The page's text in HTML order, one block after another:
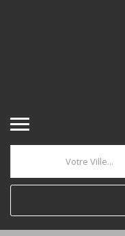
L’impact
de
des